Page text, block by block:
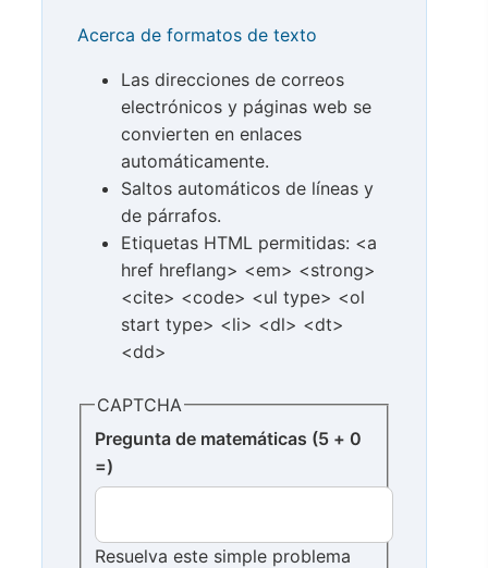
Acerca de formatos de texto
Las direcciones de correos
electrónicos y páginas web se
convierten en enlaces
automáticamente.
Saltos automáticos de líneas y
de párrafos.
Etiquetas HTML permitidas: <a
href hreflang> <em> <strong>
<cite> <code> <ul type> <ol
start type> <li> <dl> <dt>
<dd>
CAPTCHA
Pregunta de matemáticas (5 + 0
=)
Resuelva este simple problema